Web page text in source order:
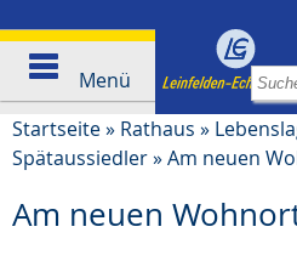
Menü
Startseite» Rathaus »
Spätaussiedler»Am neuen
Am neuen